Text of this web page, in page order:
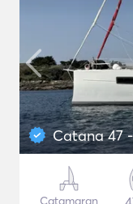
Catana 47
Catamaran